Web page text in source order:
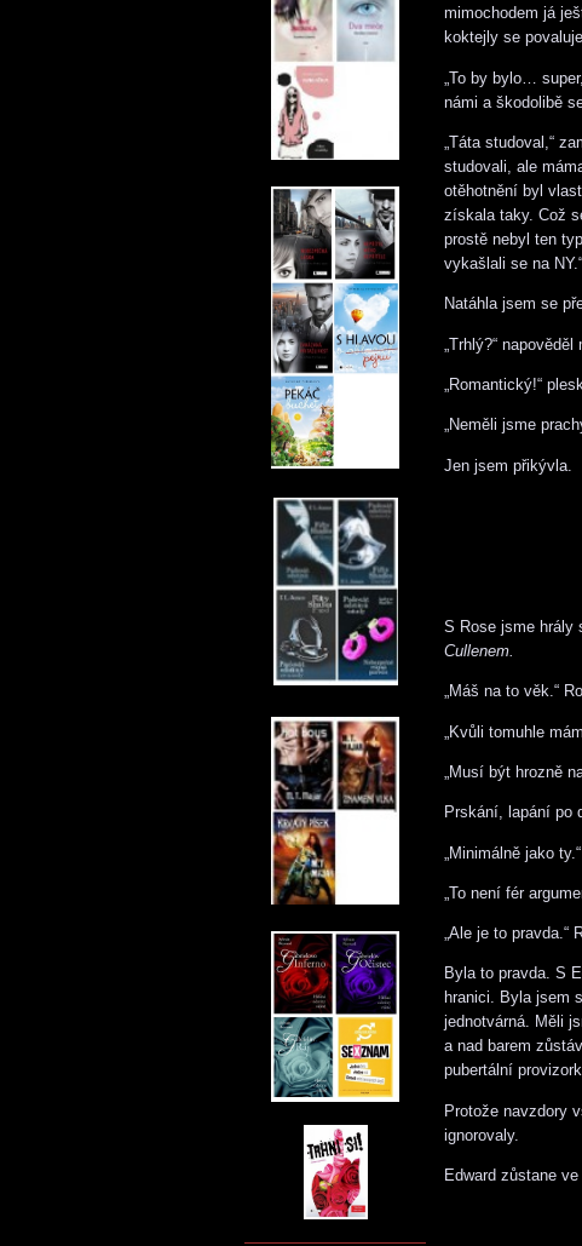
mimochodem já
koktejly se povaluje
„To by bylo…
námi a škodolibě
„Táta studoval,“
studovali, ale
otěhotnění byl
získala taky. Což
prostě nebyl ten
vykašlali se na NY.“
Natáhla jsem se
„Trhlý?“ napověděl
„Romantický!“
„Neměli jsme
Jen jsem přikývla.
S Rose jsme hrály
Cullenem.
„Máš na to věk.“
„Kvůli tomuhle
„Musí být hrozně
Prskání, lapání po
„Minimálně jako
„To není fér
„Ale je to pravda.“
Byla to pravda. S
hranici. Byla jsem
jednotvárná. Měli
a nad barem
pubertální
Protože navzdory
ignorovaly.
Edward zůstane